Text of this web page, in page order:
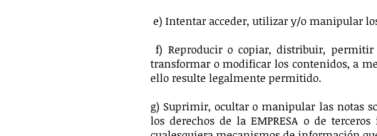
e) Intentar acceder, utilizar y/o manipular los
f) Reproducir o copiar, distribuir,
transformar o modificar los contenidos, a
ello resulte legalmente permitido.
g) Suprimir, ocultar o manipular las notas
los derechos de la EMPRESA o de